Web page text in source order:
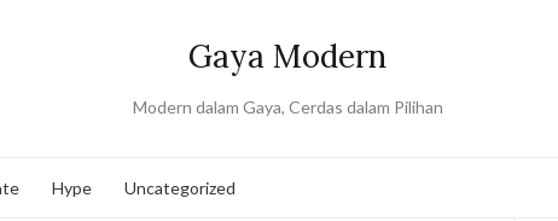
Gaya Modern
Modern dalam Gaya, Cerdas dalam Pilihan
Hype Uncategorized